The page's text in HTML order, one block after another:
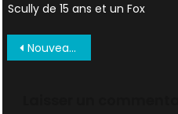
Scully de 15 ans et un Fox
Navigation
Nouveau trailer impressionnant et nouveau comics